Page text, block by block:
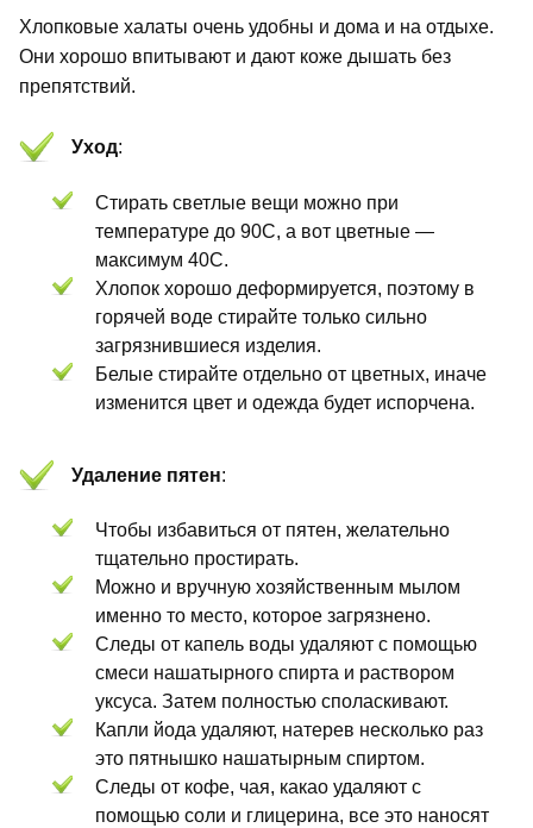
Хлопковые халаты очень удобны и дома и на отдыхе.
Они хорошо впитывают и дают коже дышать без
препятствий.
Уход:
Стирать светлые вещи можно при
температуре до 90С, а вот цветные —
максимум 40С.
Хлопок хорошо деформируется, поэтому в
горячей воде стирайте только сильно
загрязнившиеся изделия.
Белые стирайте отдельно от цветных, иначе
изменится цвет и одежда будет испорчена.
Удаление пятен:
Чтобы избавиться от пятен, желательно
тщательно простирать.
Можно и вручную хозяйственным мылом
именно то место, которое загрязнено.
Следы от капель воды удаляют с помощью
смеси нашатырного спирта и раствором
уксуса. Затем полностью споласкивают.
Капли йода удаляют, натерев несколько раз
это пятнышко нашатырным спиртом.
Следы от кофе, чая, какао удаляют с
помощью соли и глицерина, все это наносят